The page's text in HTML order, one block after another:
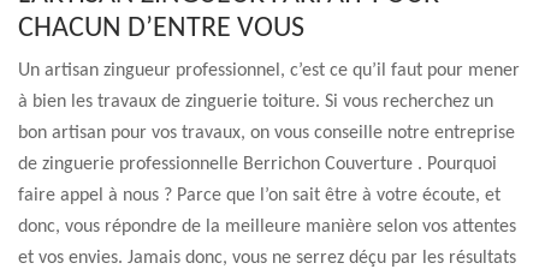
CHACUN D’ENTRE VOUS
Un artisan zingueur professionnel, c’est ce qu’il faut pour mener
à bien les travaux de zinguerie toiture. Si vous recherchez un
bon artisan pour vos travaux, on vous conseille notre entreprise
de zinguerie professionnelle Berrichon Couverture . Pourquoi
faire appel à nous ? Parce que l’on sait être à votre écoute, et
donc, vous répondre de la meilleure manière selon vos attentes
et vos envies. Jamais donc, vous ne serrez déçu par les résultats